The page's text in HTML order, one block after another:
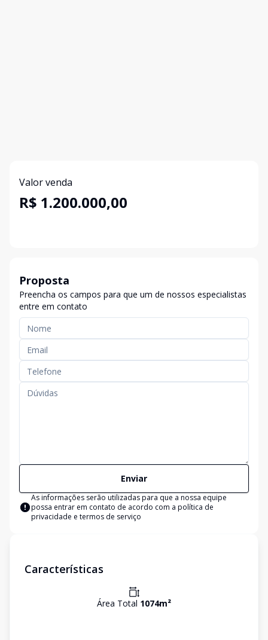
Valor venda
R$ 1.200.000,00
Proposta
Preencha os campos para que um de nossos especialistas
entre em contato
Enviar
As informações serão utilizadas para que a nossa equipe
possa entrar em contato de acordo com a política de
privacidade e termos de serviço
Características
Área Total 1074m²